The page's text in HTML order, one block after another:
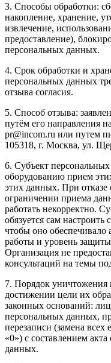
3. Способы обработки:
накопление, хранение,
извлечение,
предоставление),
персональных данных.
4. Срок обработки и
персональных данных
отзыва согласия.
5. Способ отзыва:
путём его направления
pr@incom.ru или путем
105318, г. Москва, ул.
6. Субъект
оборудованию прием
этих данных. При
ограничении приема
работать некорректно.
обязуется сам
чтобы оно
работы и уровень
Организация не
консультаций на темы
7. Порядок
достижении цели их
законных оснований:
персональных данных,
перезаписи (замена
«0») с составлением
данных.